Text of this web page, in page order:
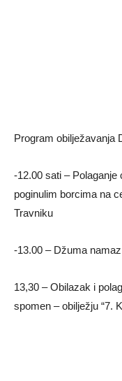
Program obilježavanja
-12.00 sati –
poginulim borcima na
Travniku
-13.00 – Džuma namaz
13,30 – Obilazak i
spomen – obilježju “7.